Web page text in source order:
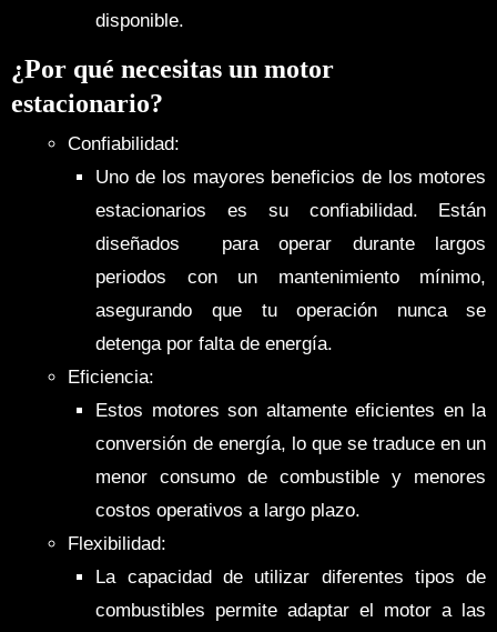
disponible.
¿Por qué necesitas un motor
estacionario?
Confiabilidad:
Uno de los mayores beneficios de los motores
estacionarios es su confiabilidad. Están
diseñados para operar durante largos
periodos con un mantenimiento mínimo,
asegurando que tu operación nunca se
detenga por falta de energía.
Eficiencia:
Estos motores son altamente eficientes en la
conversión de energía, lo que se traduce en un
menor consumo de combustible y menores
costos operativos a largo plazo.
Flexibilidad:
La capacidad de utilizar diferentes tipos de
combustibles permite adaptar el motor a las